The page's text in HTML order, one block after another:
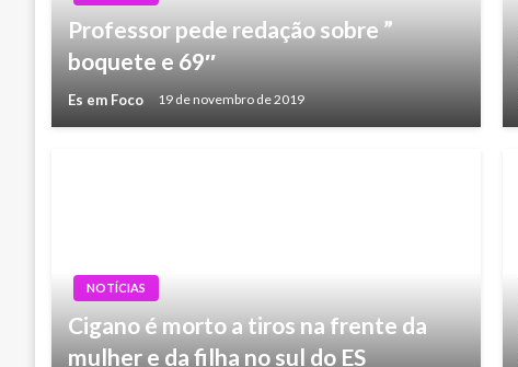
Professor pede redação sobre ”
boquete e 69″
Es em Foco 19 de novembro de 2019
NOTÍCIAS
Cigano é morto a tiros na frente da
mulher e da filha no sul do ES